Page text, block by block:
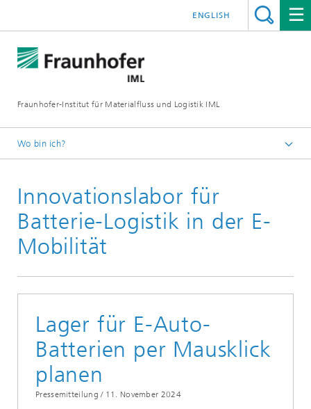
Fraunhofer-Institut für Materialfluss und Logistik IML
ENGLISH
Wo bin ich?
Presse / Medien
Innovationslabor für
Batterie-Logistik in der E-
Mobilität
Lager für E-Auto-
Batterien per Mausklick
planen
Pressemitteilung / 11. November 2024